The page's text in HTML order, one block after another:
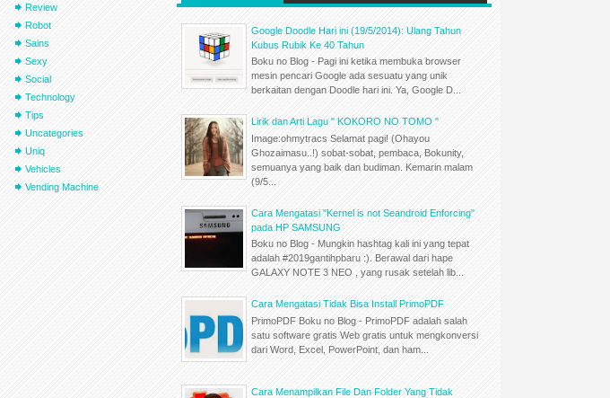
Google Doodle Hari ini (19/5/2014): Ulang Tahun
Kubus Rubik Ke 40 Tahun
Boku no Blog - Pagi ini ketika membuka browser
mesin pencari Google ada sesuatu yang unik
berkaitan dengan Doodle hari ini. Ya, Google D...
Lirik dan Arti Lagu " KOKORO NO TOMO "
Image:ohmytracs Selamat pagi! (Ohayou
Ghozaimasu..!) sobat-sobat, pembaca, Bokunity,
semuanya yang baik dan budiman. Kemarin malam
(9/5...
Cara Mengatasi "Kernel is not Seandroid Enforcing"
pada HP SAMSUNG
Boku no Blog - Mungkin hashtag kali ini yang tepat
adalah #2019gantihpbaru :). Berawal dari hape
GALAXY NOTE 3 NEO , yang rusak setelah lib...
Cara Mengatasi Tidak Bisa Install PrimoPDF
PrimoPDF Boku no Blog - PrimoPDF adalah salah
satu software gratis Web gratis untuk mengkonversi
dari Word, Excel, PowerPoint, dan ham...
Cara Menampilkan File Dan Folder Yang Tidak
Review
Robot
Sains
Sexy
Social
Technology
Tips
Uncategories
Uniq
Vehicles
Vending Machine